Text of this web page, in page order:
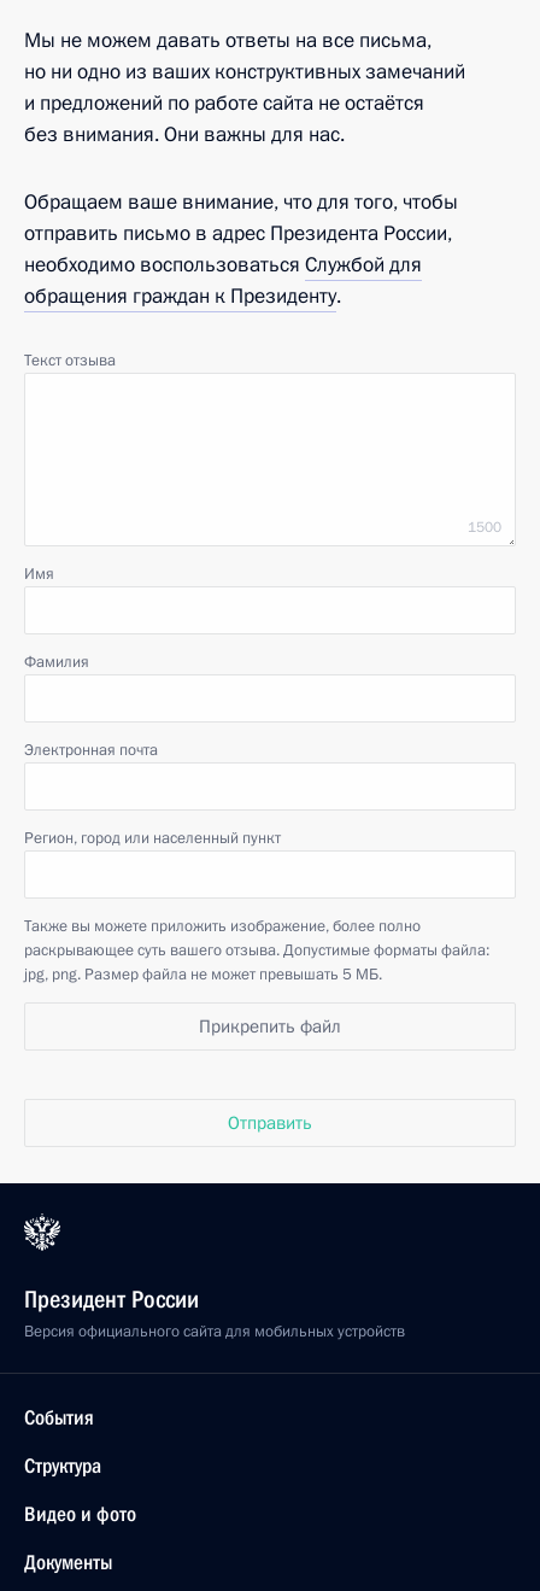
Мы не можем давать ответы на все письма,
но ни одно из ваших конструктивных замечаний
и предложений по работе сайта не остаётся
без внимания. Они важны для нас.
Обращаем ваше внимание, что для того, чтобы
отправить письмо в адрес Президента России,
необходимо воспользоваться Службой для
обращения граждан к Президенту.
Текст отзыва
1500
Имя
Фамилия
Электронная почта
Регион, город или населенный пункт
Также вы можете приложить изображение, более полно
раскрывающее суть вашего отзыва. Допустимые форматы файла:
jpg, png. Размер файла не может превышать 5 МБ.
Прикрепить файл
Отправить
Президент России
Версия официального сайта для мобильных устройств
События
Структура
Видео и фото
Документы